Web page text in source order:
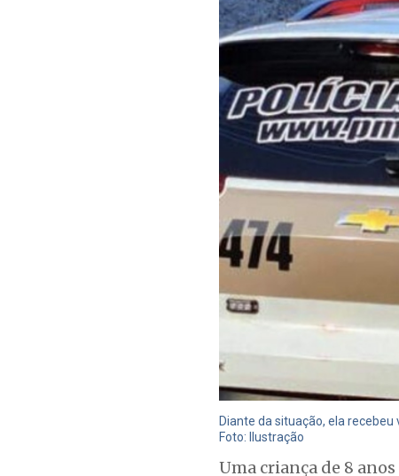
Diante da situação, ela
Foto: Ilustração
Uma criança de 8